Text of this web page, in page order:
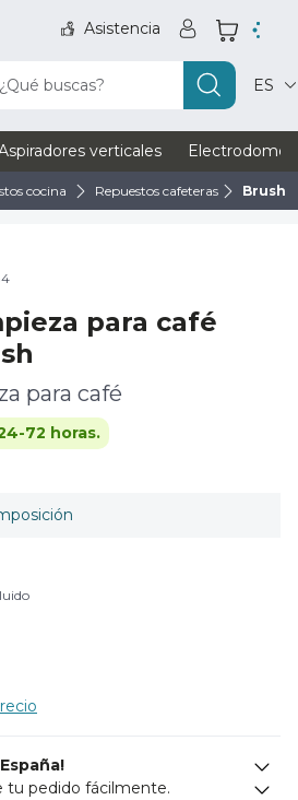
Asistencia
¿Qué buscas? ES
verticales
cocina Repuestos cafeteras Brush
para café
para café
72 horas.
tu pedido fácilmente.